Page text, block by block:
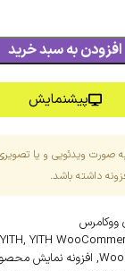
افزودن به سبد خرید
پیشنمایش
ویدئویی و یا تصویری
داشته باشد.
ووکامرس
YITH, YITH
, افزونه نمایش